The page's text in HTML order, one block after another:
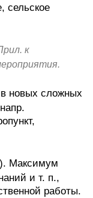
сельское
к
новых сложных
Максимум
и т. п.,
работы.